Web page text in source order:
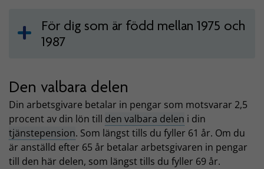
För dig som är född mellan 1975 och
1987
Den valbara delen
Din arbetsgivare betalar in pengar som motsvarar 2,5
procent av din lön till den valbara delen i din
tjänstepension. Som längst tills du fyller 61 år. Om du
är anställd efter 65 år betalar arbetsgivaren in pengar
till den här delen, som längst tills du fyller 69 år.